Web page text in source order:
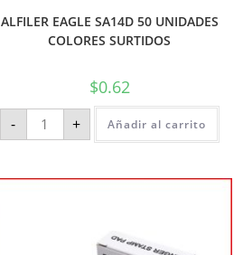
ALFILER EAGLE SA14D 50 UNIDADES
COLORES SURTIDOS
$0.62
- + Añadir al carrito